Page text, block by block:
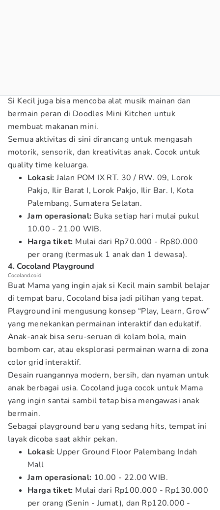
Si Kecil juga bisa mencoba alat musik mainan dan
bermain peran di Doodles Mini Kitchen untuk
membuat makanan mini.
Semua aktivitas di sini dirancang untuk mengasah
motorik, sensorik, dan kreativitas anak. Cocok untuk
quality time keluarga.
Lokasi: Jalan POM IX RT. 30 / RW. 09, Lorok
Pakjo, Ilir Barat I, Lorok Pakjo, Ilir Bar. I, Kota
Palembang, Sumatera Selatan.
Jam operasional: Buka setiap hari mulai pukul
10.00 - 21.00 WIB.
Harga tiket: Mulai dari Rp70.000 - Rp80.000
per orang (termasuk 1 anak dan 1 dewasa).
4. Cocoland Playground
Cocoland.co.id
Buat Mama yang ingin ajak si Kecil main sambil belajar
di tempat baru, Cocoland bisa jadi pilihan yang tepat.
Playground ini mengusung konsep “Play, Learn, Grow”
yang menekankan permainan interaktif dan edukatif.
Anak-anak bisa seru-seruan di kolam bola, main
bombom car, atau eksplorasi permainan warna di zona
color grid interaktif.
Desain ruangannya modern, bersih, dan nyaman untuk
anak berbagai usia. Cocoland juga cocok untuk Mama
yang ingin santai sambil tetap bisa mengawasi anak
bermain.
Sebagai playground baru yang sedang hits, tempat ini
layak dicoba saat akhir pekan.
Lokasi: Upper Ground Floor Palembang Indah
Mall
Jam operasional: 10.00 - 22.00 WIB.
Harga tiket: Mulai dari Rp100.000 - Rp130.000
per orang (Senin - Jumat), dan Rp120.000 -